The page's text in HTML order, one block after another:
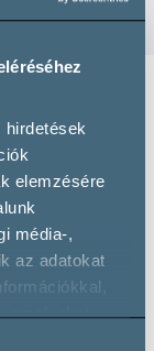
elemzésére
média-,
az adatokat
amelyeket
utca